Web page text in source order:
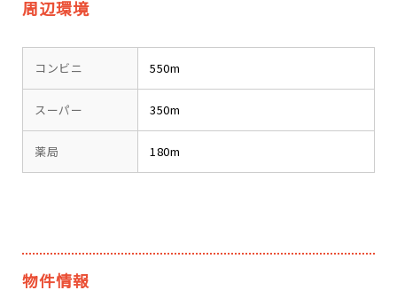
周辺環境
コンビニ 550m
スーパー 350m
薬局 180m
物件情報